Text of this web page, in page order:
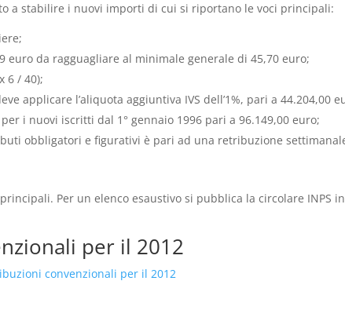
a stabilire i nuovi importi di cui si riportano le voci principali:
da ragguagliare al minimale generale di 45,70 euro;
6 / 40);
applicare l’aliquota aggiuntiva IVS dell’1%, pari a 44.204,00
i nuovi iscritti dal 1° gennaio 1996 pari a 96.149,00 euro;
obbligatori e figurativi è pari ad una retribuzione
Per un elenco esaustivo si pubblica la circolare INPS in
per il 2012
convenzionali per il 2012